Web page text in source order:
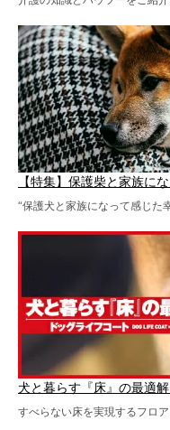
【特集】保護柴と家族に
“保護犬と家族になって感じた
犬と暮らす『床』の最適
すべらない床を実現するフロ